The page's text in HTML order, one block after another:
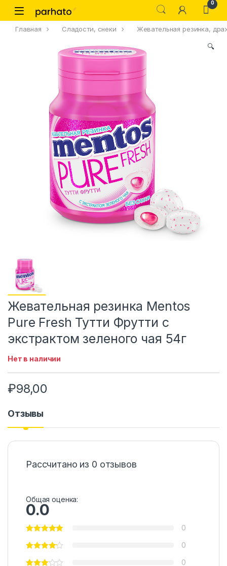
0
Главная Сладости, снеки Жевательная резинка,
🔍
Жевательная резинка Mentos
Pure Fresh Тутти Фрутти с
экстрактом зеленого чая 54г
Нет в наличии
₽98,00
Отзывы
Рассчитано из 0 отзывов
Общая оценка:
0.0
0
0
0